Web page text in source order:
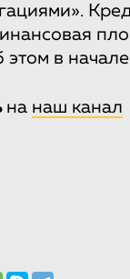
этом в
на наш канал